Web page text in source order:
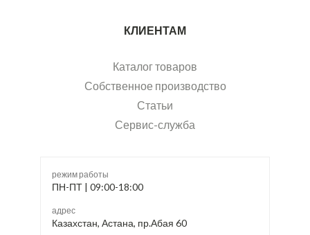
КЛИЕНТАМ
Каталог товаров
Собственное производство
Статьи
Сервис-служба
режим работы
ПН-ПТ | 09:00-18:00
адрес
Казахстан, Астана, пр.Абая 60